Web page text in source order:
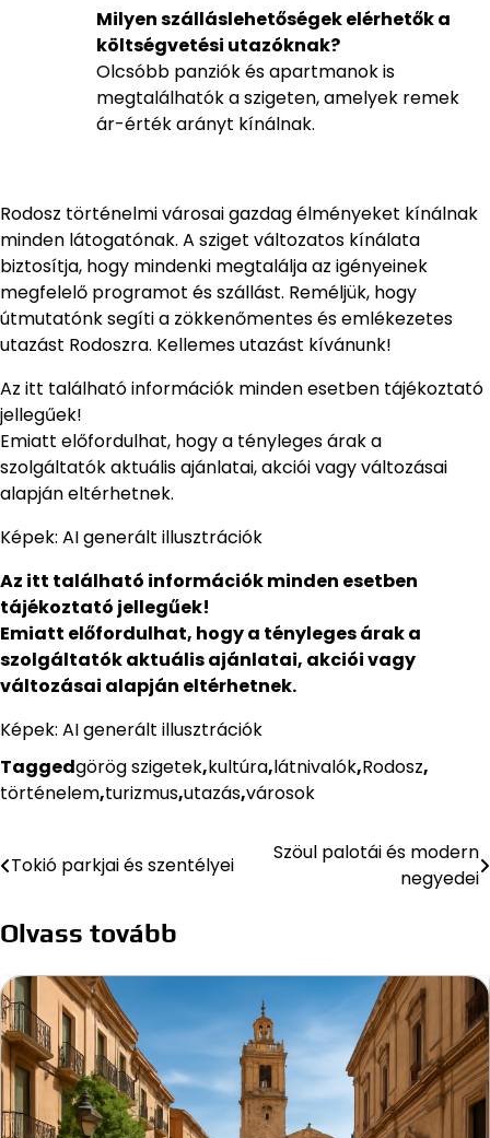
Milyen szálláslehetőségek elérhetők a
költségvetési utazóknak?
Olcsóbb panziók és apartmanok is
megtalálhatók a szigeten, amelyek remek
ár-érték arányt kínálnak.
Rodosz történelmi városai gazdag élményeket kínálnak
minden látogatónak. A sziget változatos kínálata
biztosítja, hogy mindenki megtalálja az igényeinek
megfelelő programot és szállást. Reméljük, hogy
útmutatónk segíti a zökkenőmentes és emlékezetes
utazást Rodoszra. Kellemes utazást kívánunk!
Az itt található információk minden esetben tájékoztató
jellegűek!
Emiatt előfordulhat, hogy a tényleges árak a
szolgáltatók aktuális ajánlatai, akciói vagy változásai
alapján eltérhetnek.
Képek: AI generált illusztrációk
Az itt található információk minden esetben
tájékoztató jellegűek!
Emiatt előfordulhat, hogy a tényleges árak a
szolgáltatók aktuális ajánlatai, akciói vagy
változásai alapján eltérhetnek.
Képek: AI generált illusztrációk
Taggedgörög szigetek,kultúra,látnivalók,Rodosz,
történelem,turizmus,utazás,városok
Bejegyzés
Tokió parkjai és szentélyei
Szöul palotái és modern
negyedei
Olvass tovább